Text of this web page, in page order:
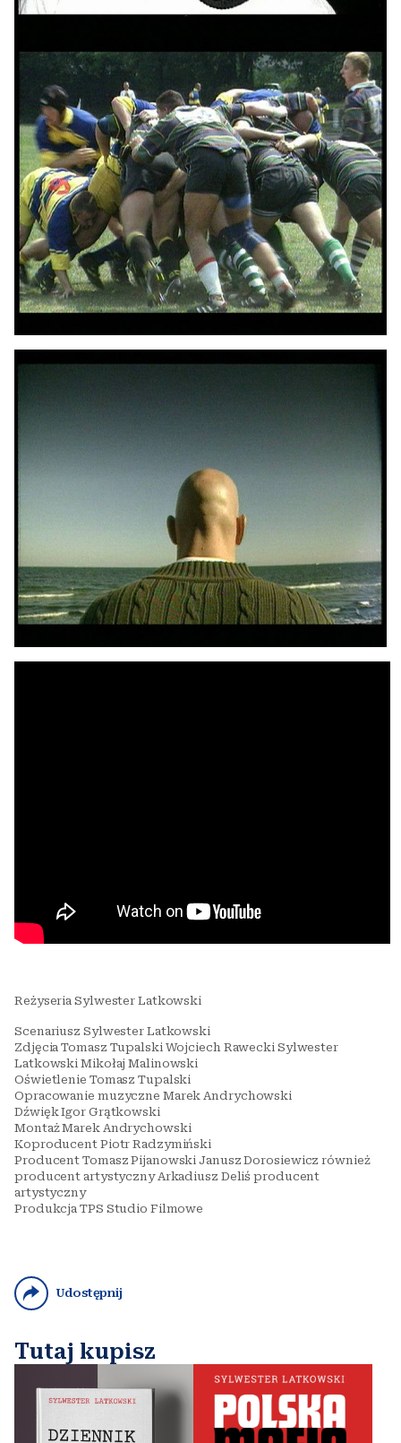
Reżyseria Sylwester Latkowski
Scenariusz Sylwester Latkowski
Zdjęcia Tomasz Tupalski Wojciech Rawecki Sylwester
Latkowski Mikołaj Malinowski
Oświetlenie Tomasz Tupalski
Opracowanie muzyczne Marek Andrychowski
Dźwięk Igor Grątkowski
Montaż Marek Andrychowski
Koproducent Piotr Radzymiński
Producent Tomasz Pijanowski Janusz Dorosiewicz również
producent artystyczny Arkadiusz Deliś producent
artystyczny
Produkcja TPS Studio Filmowe
Udostępnij
Tutaj kupisz